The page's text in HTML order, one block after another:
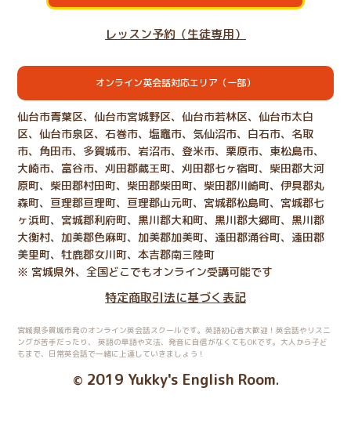
レッスン予約（生徒専用）
オンライン英会話対応エリア（一部）
仙台市青葉区、仙台市宮城野区、仙台市若林区、仙台市太白
区、仙台市泉区、石巻市、塩竈市、気仙沼市、白石市、名取
市、角田市、多賀城市、岩沼市、登米市、栗原市、東松島市、
大崎市、富谷市、刈田郡蔵王町、刈田郡七ヶ宿町、柴田郡大河
原町、柴田郡村田町、柴田郡柴田町、柴田郡川崎町、伊具郡丸
森町、亘理郡亘理町、亘理郡山元町、宮城郡松島町、宮城郡七
ヶ浜町、宮城郡利府町、黒川郡大和町、黒川郡大郷町、黒川郡
大衡村、加美郡色麻町、加美郡加美町、遠田郡涌谷町、遠田郡
美里町、牡鹿郡女川町、本吉郡南三陸町
※ 宮城県外、全国どこでもオンライン受講可能です
特定商取引法に基づく表記
宮城県多賀城市発のオンライン英会話スクールです。英語初心者大歓迎！英会話やリスニ
ングが苦手だったり、
英語の単語や文法、発音に自信がなくてもOKです。大人から子ど
もまで、日常英会話で一緒に上達していきましょう！
© 2019 Yukky's English Room.